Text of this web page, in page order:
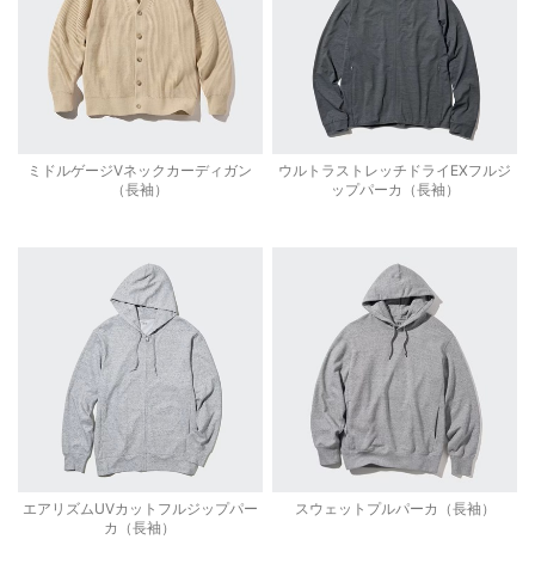
ミドルゲージVネックカーディガン
（長袖）
ウルトラストレッチドライEXフルジ
ップパーカ（長袖）
エアリズムUVカットフルジップパー
カ（長袖）
スウェットプルパーカ（長袖）